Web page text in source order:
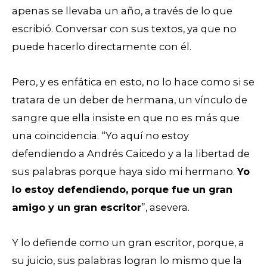
apenas se llevaba un año, a través de lo que
escribió. Conversar con sus textos, ya que no
puede hacerlo directamente con él.
Pero, y es enfática en esto, no lo hace como si se
tratara de un deber de hermana, un vínculo de
sangre que ella insiste en que no es más que
una coincidencia. “Yo aquí no estoy
defendiendo a Andrés Caicedo y a la libertad de
sus palabras porque haya sido mi hermano.Yo
lo estoy defendiendo, porque fue un gran
amigo y un gran escritor”, asevera.
Y lo defiende como un gran escritor, porque, a
su juicio, sus palabras logran lo mismo que la